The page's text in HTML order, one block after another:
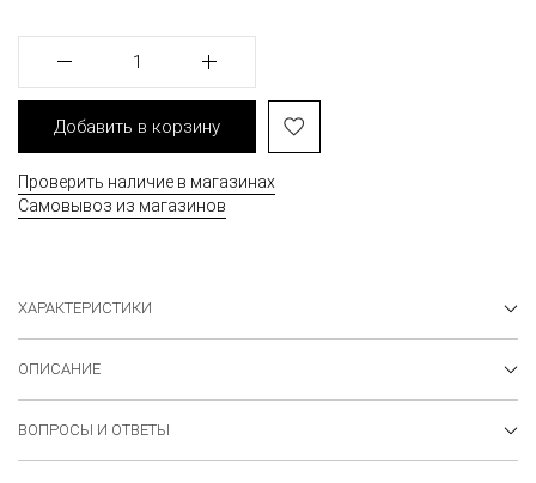
1
Добавить в корзину
Проверить наличие в магазинах
Самовывоз из магазинов
ХАРАКТЕРИСТИКИ
ОПИСАНИЕ
ВОПРОСЫ И ОТВЕТЫ